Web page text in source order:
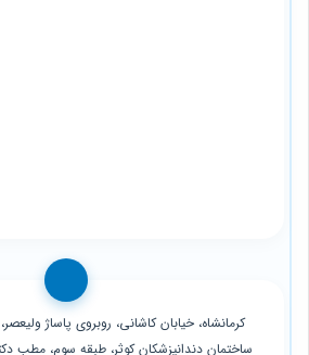
کرمانشاه، خیابان کاشانی، روبروی پاساژ ولیعصر،
ساختمان دندانپزشکان کوثر، طبقه سوم، مطب